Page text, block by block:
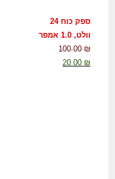
ספק כוח 24
וולט, 1.0 אמפר
100.00₪
20.00 ₪